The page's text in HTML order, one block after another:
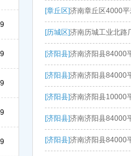
灵活
[章丘区]济南章丘区4000
[历城区]济南历城工业北路
[济阳县]济南济阳县84000
分租 政府扶持 房租补贴
[济阳县]济南济阳县84000
积灵活 政府扶持 手续一应
[济阳县]济南济阳县10000
积灵活 政府扶持 排水排污
[济阳县]济南济阳县84000
积灵活 水电齐全 手续一应
[济阳县]济南济阳县84000